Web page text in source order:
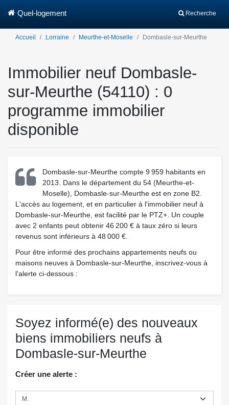
Recherche
Quel-logement
Accueil Lorraine Meurthe-et-Moselle Dombasle-sur-Meurthe
Immobilier neuf Dombasle-
sur-Meurthe (54110) : 0
programme immobilier
disponible
Dombasle-sur-Meurthe compte 9 959 habitants en
2013. Dans le département du 54 (Meurthe-et-
Moselle), Dombasle-sur-Meurthe est en zone B2.
L'accès au logement, et en particulier à l'immobilier neuf à
Dombasle-sur-Meurthe, est facilité par le PTZ+. Un couple
avec 2 enfants peut obtenir 46 200 € à taux zéro si leurs
revenus sont inférieurs à 48 000 €.
Pour être informé des prochains appartements neufs ou
maisons neuves à Dombasle-sur-Meurthe, inscrivez-vous à
l'alerte ci-dessous :
Soyez informé(e) des nouveaux
biens immobiliers neufs à
Dombasle-sur-Meurthe
Créer une alerte :